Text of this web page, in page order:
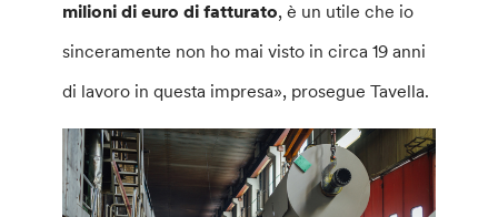
milioni di euro di fatturato, è un utile che io
sinceramente non ho mai visto in circa 19 anni
di lavoro in questa impresa», prosegue Tavella.